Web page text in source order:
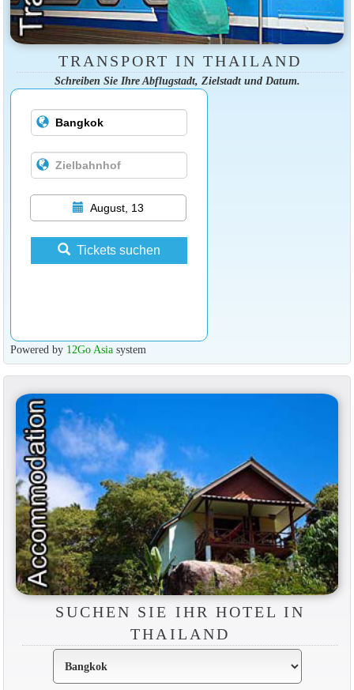
TRANSPORT IN THAILAND
Schreiben Sie Ihre Abflugstadt, Zielstadt und Datum.
August, 13
Tickets suchen
Powered by 12Go Asiasystem
SUCHEN SIE IHR HOTEL IN
THAILAND